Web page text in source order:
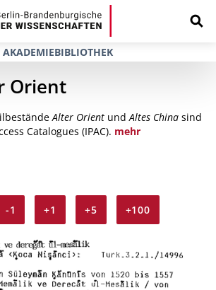
AKADEMIEBIBLIOTHEK
Orient
Alter Orient undAltes China sind
Catalogues (IPAC). mehr
-1 +1 +5 +100